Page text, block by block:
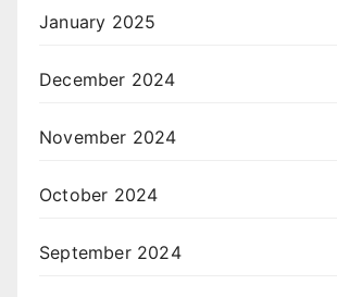
January 2025
December 2024
November 2024
October 2024
September 2024